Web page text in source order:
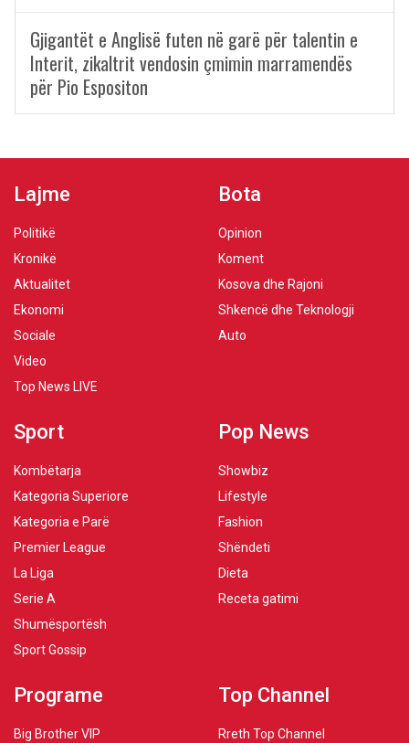
Gjigantët e Anglisë futen në garë për talentin e
Interit, zikaltrit vendosin çmimin marramendës
për Pio Espositon
Lajme
Politikë
Kronikë
Aktualitet
Ekonomi
Sociale
Video
Top News LIVE
Bota
Opinion
Koment
Kosova dhe Rajoni
Shkencë dhe Teknologji
Auto
Sport
Kombëtarja
Kategoria Superiore
Kategoria e Parë
Premier League
La Liga
Serie A
Shumësportësh
Sport Gossip
Pop News
Showbiz
Lifestyle
Fashion
Shëndeti
Dieta
Receta gatimi
Programe
Big Brother VIP
Top Channel
Rreth Top Channel